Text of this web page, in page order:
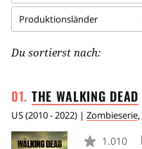
Produktionsländer
Du sortierst nach:
THE WALKING DEAD
US(2010 - 2022) | Zombieserie,
1.010